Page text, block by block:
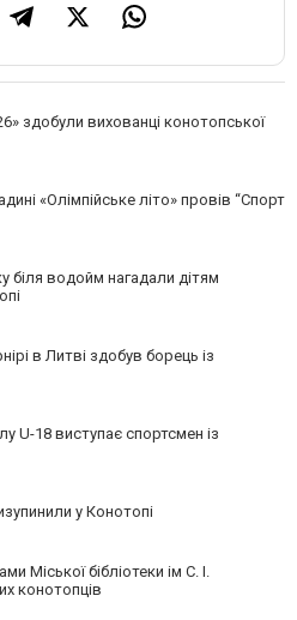
здобули вихованці конотопської
«Олімпійське літо» провів “Спорт
біля водойм нагадали дітям
в Литві здобув борець із
U-18 виступає спортсмен із
у Конотопі
Міської бібліотеки ім С. І.
конотопців